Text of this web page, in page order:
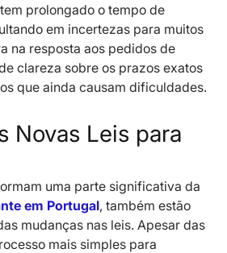
prolongado o tempo de
em incertezas para muitos
na resposta aos pedidos de
clareza sobre os prazos exatos
que ainda causam dificuldades.
Novas Leis para
uma parte significativa da
em Portugal, também estão
mudanças nas leis. Apesar das
mais simples para